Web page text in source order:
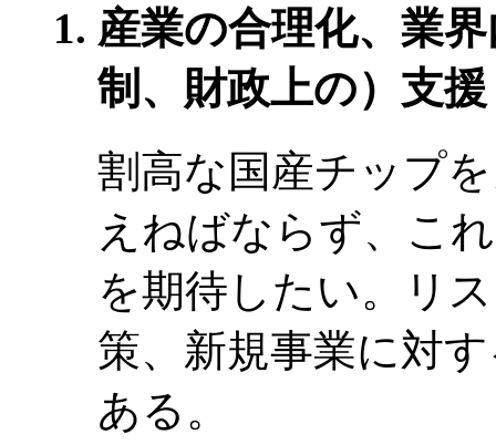
産業の合理化、業
制、財政上の）支援
割高な国産チップ
えねばならず、こ
を期待したい。リ
策、新規事業に対
ある。